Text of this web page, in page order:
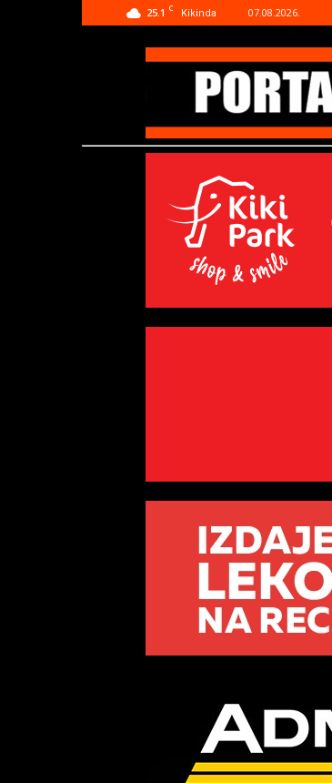
25.1 C Kikinda 07.08.2026.